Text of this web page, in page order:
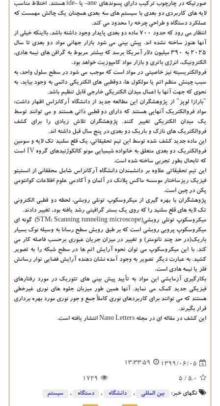
صورتیکه در چارچوب ترکیب دارای پسوندهای ane- یا -ide هستند. اختلاط مناسب
لایه های کاربردی دو بعدی با سیستم های سه بعدی همچنان یک چالش مهمست که
عملکرد دستگاه و طراحی چرخه را محدود می کند.
انتظار می رود که حدود ۷۰۰ ماده دو بعدی پایدار وجود داشته باشد، بااینکه خیلی از
آنها هنوز ساخته نشده اند. پیش بینی می شود بازار جهانی مواد دو بعدی تا سال
۲۰۲۵ به ۳۹۰ میلیون دلار آمریکا برسد که بیشتر مربوط به گرافن های نیمه هادی،
الکترونیک، انرژی باتری و بازار مواد کامپوزیت خواهد بود.
فروالکتریسیته نیز خاصیتی در مواد است که موجب می شود در سطح سلول واحد، به
سبب چینش منظم اتم یا مولکول ها، دوقطبی های الکتریکی دائمی به وجود بیاید، به
نحوی که جهت آنها با اعمال میدان الکتریکی خارجی قابل تنظیم باشد.
"بارازا لوپز" از پژوهشگران این مطالعه جدید از دانشگاه آرکانزاس اظهار داشت:
مواد فروالکتریک آنهایی هستند که دارای دو قطبی ذاتی هستند و می توانند توسط
یک میدان الکتریکی تغییر کنند. پژوهشگران تلاش زیادی را برای کشف
فروالکتریک های نازک و باریک دو بعدی در پنج سال قبل داشته اند.
این ماده جدید کشف شده توسط این تیم تحقیقاتی، یک قلع سلنید تک لایه و سومین
فروالکتریک دو بعدی متعلق به خانواده شیمیایی مونو کالکوژنیدهای گروه IV است
که تابحال بطور تجربی ساخته شده است.
این تیم تحقیقاتی علاوه بر دانشمندان دانشگاه آرکانزاس شامل محققانی از انستیتو
فیزیک ریزساختار موسسه ماکس پلانک در آلمان و آکادمی علوم اطلاعات کوانتومی
پکن در چین است.
پژوهشگران با بهره گیری از میکروسکوپ تونلی روبشی، لحظه دو قطبی الکترونی
تک لایه های قلع سلنید را که روی یک بستر گرافیتی رشد یافته بود، تغییر دادند.
میکروسکوپ تونلی روبشی(STM: Scanning tunneling microscope) گونه ای
میکروسکوپ پروبی روبشی است که بر طبق روبش سطح رسانا به وسیله نوک بسیار
باریک(در حد چند نانومتر) و تغییر در میزان جریان عبوری برحسب فاصله کار می
کند. با این میکروسکوپ می توان نحوه آرایش اتم ها در سطح شبکه را به تصویر
کشید. به عبارت دیگر تصویر به وجود آمده نشان دهنده آرایش فضایی نوار رسانش
فلز یا نیمه هادی است.
بکارگیری آزمایشی این مواد به تأیید پیش بینی های تئوریک در مورد رفتارهای
فیزیکی جدید کمک می نماید. آنها همین طور میزبان جلوه های نوری غیرخطی
هستند که می توانند برای کاربردهای نوری کاملاً جمع و جور نوری مورد بهره برداری
قرار بگیرند.
این کشف در مقاله ای در مجله Nano Letters انتشار یافته است.
1399/06/05
13:33:59
5.0
/ 5
1729
تگهای خبر: بین المللی , دانشگاه‌ , دستگاه , سیستم